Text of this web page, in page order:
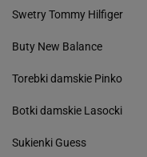
Swetry Tommy Hilfiger
Buty New Balance
Torebki damskie Pinko
Botki damskie Lasocki
Sukienki Guess